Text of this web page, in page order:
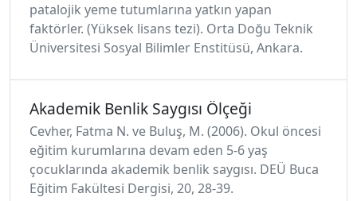
patalojik yeme tutumlarına yatkın yapan
faktörler. (Yüksek lisans tezi). Orta Doğu Teknik
Üniversitesi Sosyal Bilimler Enstitüsü, Ankara.
Akademik Benlik Saygısı Ölçeği
Cevher, Fatma N. ve Buluş, M. (2006). Okul öncesi
eğitim kurumlarına devam eden 5-6 yaş
çocuklarında akademik benlik saygısı. DEÜ Buca
Eğitim Fakültesi Dergisi, 20, 28-39.